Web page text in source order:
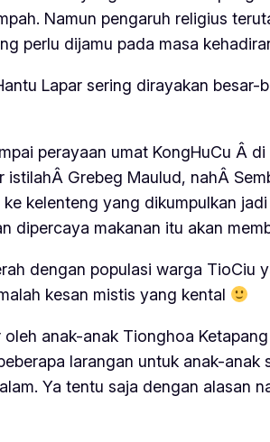
Namun pengaruh religius
perlu dijamu pada masa
Lapar sering dirayakan besar-
perayaan umat KongHuCu Â
istilahÂ Grebeg Maulud, nahÂ
kelenteng yang dikumpulkan
makanan itu akan
dengan populasi warga TioCiu
kesan mistis yang kental
anak-anak Tionghoa
larangan untuk anak-
Ya tentu saja dengan alasan